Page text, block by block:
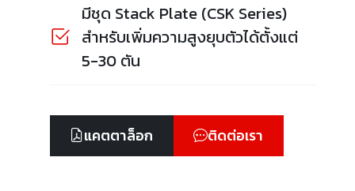
มีชุด Stack Plate (CSK Series)
สำหรับเพิ่มความสูงยุบตัวได้ตั้งแต่
5-30 ตัน
แคตตาล็อก ติดต่อเรา